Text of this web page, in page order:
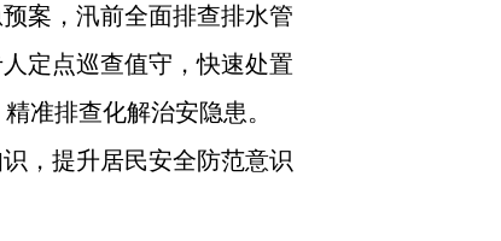
案，汛前全面排查排水管
定点巡查值守，快速处置
准排查化解治安隐患。
，提升居民安全防范意识